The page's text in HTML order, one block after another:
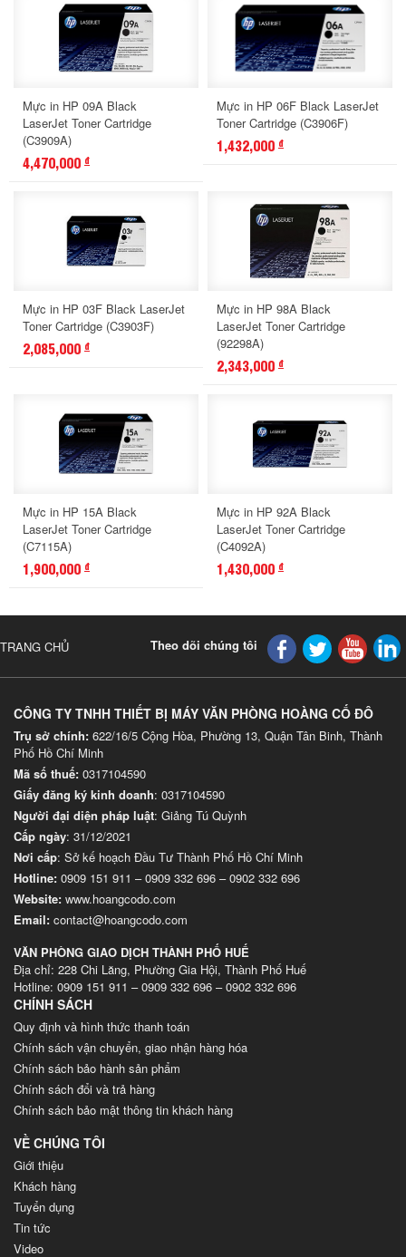
Mực in HP 09A Black
LaserJet Toner Cartridge
(C3909A)
4,470,000 đ
Mực in HP 06F Black LaserJet
Toner Cartridge (C3906F)
1,432,000 đ
Mực in HP 03F Black LaserJet
Toner Cartridge (C3903F)
2,085,000 đ
Mực in HP 98A Black
LaserJet Toner Cartridge
(92298A)
2,343,000 đ
Mực in HP 15A Black
LaserJet Toner Cartridge
(C7115A)
1,900,000 đ
Mực in HP 92A Black
LaserJet Toner Cartridge
(C4092A)
1,430,000 đ
TRANG CHỦ Theo dõi chúng tôi
CÔNG TY TNHH THIẾT BỊ MÁY VĂN PHÒNG HOÀNG CỐ ĐÔ
Trụ sở chính: 622/16/5 Cộng Hòa, Phường 13, Quận Tân Binh, Thành
Phố Hồ Chí Minh
Mã số thuế: 0317104590
Giấy đăng ký kinh doanh: 0317104590
Người đại diện pháp luật: Giảng Tú Quỳnh
Cấp ngày: 31/12/2021
Nơi cấp: Sở kế hoạch Đầu Tư Thành Phố Hồ Chí Minh
Hotline: 0909 151 911 –0909 332 696 –0902 332 696
Website: www.hoangcodo.com
Email: contact@hoangcodo.com
VĂN PHÒNG GIAO DỊCH THÀNH PHỐ HUẾ
Địa chỉ: 228 Chi Lăng, Phường Gia Hội, Thành Phố Huế
Hotline: 0909 151 911 – 0909 332 696 – 0902 332 696
CHÍNH SÁCH
Quy định và hình thức thanh toán
Chính sách vận chuyển, giao nhận hàng hóa
Chính sách bảo hành sản phẩm
Chính sách đổi và trả hàng
Chính sách bảo mật thông tin khách hàng
VỀ CHÚNG TÔI
Giới thiệu
Khách hàng
Tuyển dụng
Tin tức
Video